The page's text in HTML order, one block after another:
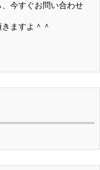
今すぐお問い合わせ
ますよ＾＾